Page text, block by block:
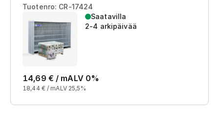
Tuotenro: CR-17424
Saatavilla
2-4 arkipäivää
14,69 € / mALV 0%
18,44 € / mALV 25,5%